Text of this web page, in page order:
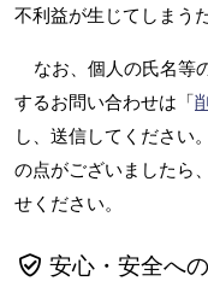
不利益が生じてしまう
なお、個人の氏名等
するお問い合わせは「
し、送信してください
の点がございましたら
せください。
安心・安全へ